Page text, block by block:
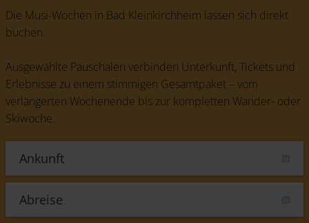
Die Musi-Wochen in Bad Kleinkirchheim lassen sich direkt
buchen.
Ausgewählte Pauschalen verbinden Unterkunft, Tickets und
Erlebnisse zu einem stimmigen Gesamtpaket – vom
verlängerten Wochenende bis zur kompletten Wander- oder
Skiwoche.